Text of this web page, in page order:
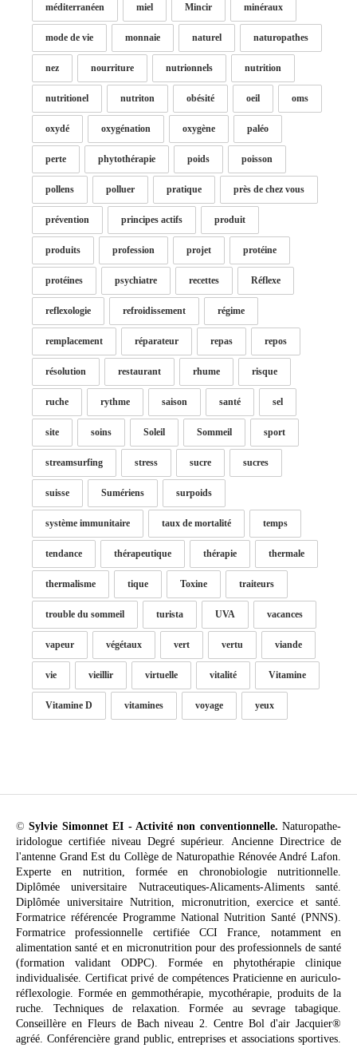
méditerranéen miel Mincir minéraux
mode de vie monnaie naturel naturopathes
nez nourriture nutrionnels nutrition
nutritionel nutriton obésité oeil oms
oxydé oxygénation oxygène paléo
perte phytothérapie poids poisson
pollens polluer pratique près de chez vous
prévention principes actifs produit
produits profession projet protéine
protéines psychiatre recettes Réflexe
reflexologie refroidissement régime
remplacement réparateur repas repos
résolution restaurant rhume risque
ruche rythme saison santé sel
site soins Soleil Sommeil sport
streamsurfing stress sucre sucres
suisse Sumériens surpoids
système immunitaire taux de mortalité temps
tendance thérapeutique thérapie thermale
thermalisme tique Toxine traiteurs
trouble du sommeil turista UVA vacances
vapeur végétaux vert vertu viande
vie vieillir virtuelle vitalité Vitamine
Vitamine D vitamines voyage yeux
©Sylvie Simonnet EI - Activité non conventionnelle. Naturopathe-
iridologue certifiée niveau Degré supérieur. Ancienne Directrice de
l'antenne Grand Est du Collège de Naturopathie Rénovée André Lafon.
Experte en nutrition, formée en chronobiologie nutritionnelle.
Diplômée universitaire Nutraceutiques-Alicaments-Aliments santé.
Diplômée universitaire Nutrition, micronutrition, exercice et santé.
Formatrice référencée Programme National Nutrition Santé (PNNS).
Formatrice professionnelle certifiée CCI France, notamment en
alimentation santé et en micronutrition pour des professionnels de santé
(formation validant ODPC). Formée en phytothérapie clinique
individualisée. Certificat privé de compétences Praticienne en auriculo-
réflexologie. Formée en gemmothérapie, mycothérapie, produits de la
ruche. Techniques de relaxation. Formée au sevrage tabagique.
Conseillère en Fleurs de Bach niveau 2. Centre Bol d'air Jacquier®
agréé. Conférencière grand public, entreprises et associations sportives.